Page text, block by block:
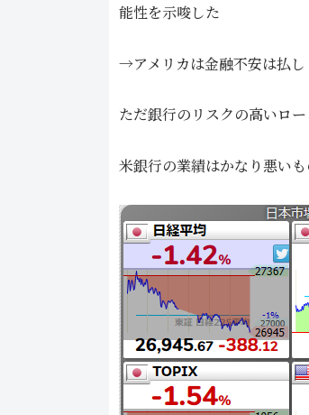
能性を示唆した
→アメリカは金融不安は払し
ただ銀行のリスクの高いロ
米銀行の業績はかなり悪い